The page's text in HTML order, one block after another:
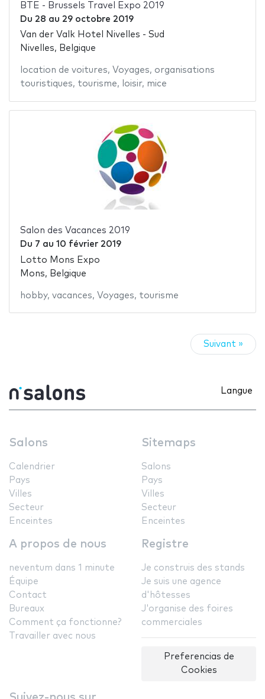
BTE - Brussels Travel Expo 2019
Du 28 au 29 octobre 2019
Van der Valk Hotel Nivelles - Sud
Nivelles, Belgique
location de voitures, Voyages, organisations
touristiques, tourisme, loisir, mice
Salon des Vacances 2019
Du 7 au 10 février 2019
Lotto Mons Expo
Mons, Belgique
hobby, vacances, Voyages, tourisme
Suivant »
Langue
Salons
Calendrier
Pays
Villes
Secteur
Enceintes
Sitemaps
Salons
Pays
Villes
Secteur
Enceintes
A propos de nous
neventum dans 1 minute
Équipe
Contact
Bureaux
Comment ça fonctionne?
Travailler avec nous
Registre
Je construis des stands
Je suis une agence
d'hôtesses
J'organise des foires
commerciales
Preferencias de
Cookies